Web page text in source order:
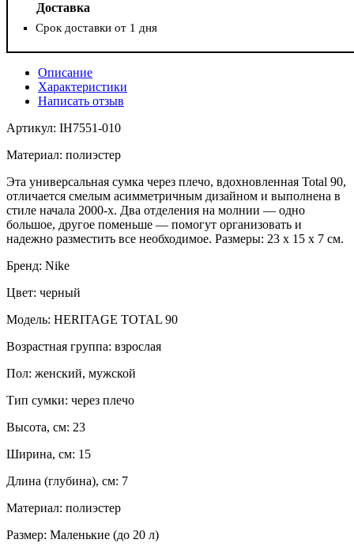
Доставка
Срок доставки от 1 дня
Описание
Характеристики
Написать отзыв
Артикул: IH7551-010
Материал: полиэстер
Эта универсальная сумка через плечо, вдохновленная Total 90,
отличается смелым асимметричным дизайном и выполнена в
стиле начала 2000-х. Два отделения на молнии — одно
большое, другое поменьше — помогут организовать и
надежно разместить все необходимое. Размеры: 23 х 15 х 7 см.
Бренд: Nike
Цвет: черный
Модель: HERITAGE TOTAL 90
Возрастная группа: взрослая
Пол: женский, мужской
Тип сумки: через плечо
Высота, см: 23
Ширина, см: 15
Длина (глубина), см: 7
Материал: полиэстер
Размер: Маленькие (до 20 л)